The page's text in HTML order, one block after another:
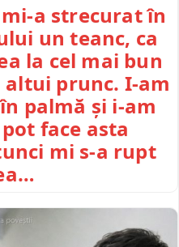
a strecurat în
un teanc, ca
la cel mai bun
prunc. I-am
palmă și i-am
face asta
mi s-a rupt